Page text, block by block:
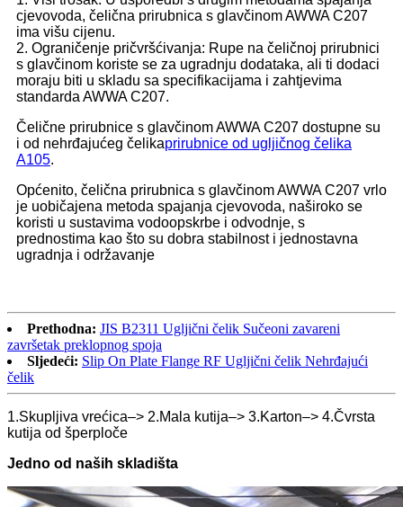
cjevovoda, čelična prirubnica s glavčinom AWWA C207
ima višu cijenu.
2. Ograničenje pričvršćivanja: Rupe na čeličnoj prirubnici
s glavčinom koriste se za ugradnju dodataka, ali ti dodaci
moraju biti u skladu sa specifikacijama i zahtjevima
standarda AWWA C207.
Čelične prirubnice s glavčinom AWWA C207 dostupne su
i od nehrđajućeg čelikaprirubnice od ugljičnog čelika
A105.
Općenito, čelična prirubnica s glavčinom AWWA C207 vrlo
je uobičajena metoda spajanja cjevovoda, naširoko se
koristi u sustavima vodoopskrbe i odvodnje, s
prednostima kao što su dobra stabilnost i jednostavna
ugradnja i održavanje
Prethodna: JIS B2311 Ugljični čelik Sučeoni zavareni
završetak preklopnog spoja
Sljedeći: Slip On Plate Flange RF Ugljični čelik Nehrđajući
čelik
1.Skupljiva vrećica–> 2.Mala kutija–> 3.Karton–> 4.Čvrsta
kutija od šperploče
Jedno od naših skladišta